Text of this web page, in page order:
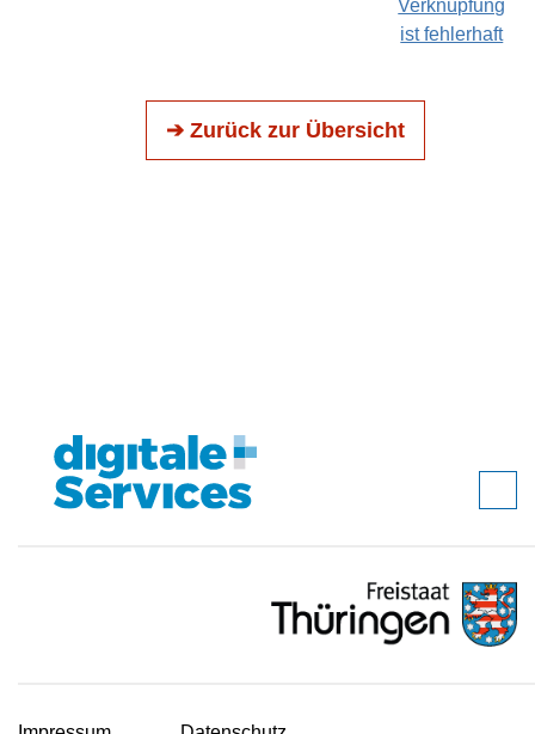
Verknüpfung
ist fehlerhaft
➔ Zurück zur Übersicht